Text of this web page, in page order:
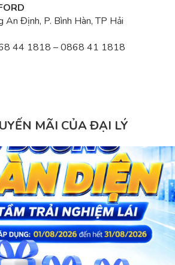
Định, P. Bình Hàn, TP Hải
44 1818 – 0868 41 1818
MÃI CỦA ĐẠI LÝ